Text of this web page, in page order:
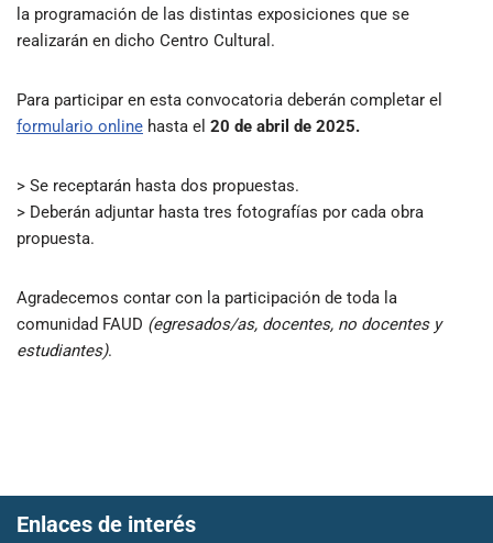
la programación de las distintas exposiciones que se
realizarán en dicho Centro Cultural.
Para participar en esta convocatoria deberán completar el
formulario online hasta el 20 de abril de 2025.
> Se receptarán hasta dos propuestas.
> Deberán adjuntar hasta tres fotografías por cada obra
propuesta.
Agradecemos contar con la participación de toda la
comunidad FAUD (egresados/as, docentes, no docentes y
estudiantes).
Enlaces de interés